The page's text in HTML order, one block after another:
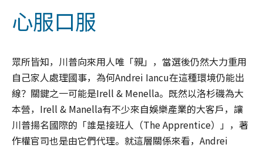
心服口服
眾所皆知，川普向來用人唯「親」，當選後仍然大力重用
自己家人處理國事，為何Andrei Iancu在這種環境仍能出
線？關鍵之一可能是Irell & Menella。既然以洛杉磯為大
本營，Irell & Manella有不少來自娛樂產業的大客戶，讓
川普揚名國際的「誰是接班人（The Apprentice）」，著
作權官司也是由它們代理。就這層關係來看，Andrei